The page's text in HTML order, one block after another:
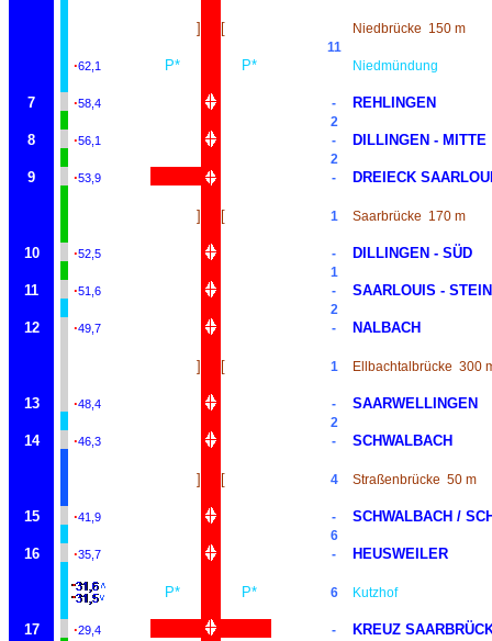
] [ Niedbrücke 150 m
11
·62,1 P* P* Niedmündung
7 ·58,4 - REHLINGEN
2
8 ·56,1 - DILLINGEN - MITTE
2
9 ·53,9 - DREIECK
] [ 1 Saarbrücke 170 m
10 ·52,5 - DILLINGEN - SÜD
1
11 ·51,6 - SAARLOUIS -
2
12 ·49,7 - NALBACH
] [ 1 Ellbachtalbrücke 300
13 ·48,4 - SAARWELLINGEN
2
14 ·46,3 - SCHWALBACH
] [ 4 Straßenbrücke 50 m
15 ·41,9 - SCHWALBACH /
6
16 ·35,7 - HEUSWEILER
P* P* 6 Kutzhof
17 ·29,4 - KREUZ